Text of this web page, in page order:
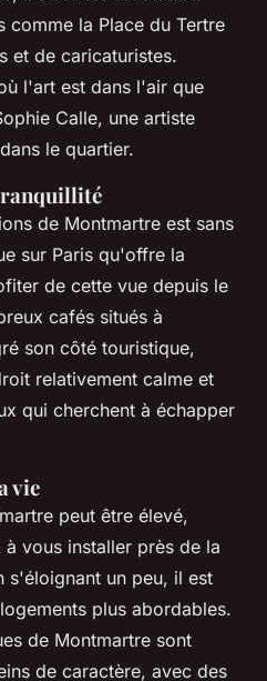
comme la Place du Tertre
et de caricaturistes.
l'art est dans l'air que
Calle, une artiste
le quartier.
de Montmartre est sans
sur Paris qu'offre la
de cette vue depuis le
cafés situés à
son côté touristique,
relativement calme et
qui cherchent à échapper
vie
peut être élevé,
vous installer près de la
s'éloignant un peu, il est
plus abordables.
de Montmartre sont
de caractère, avec des